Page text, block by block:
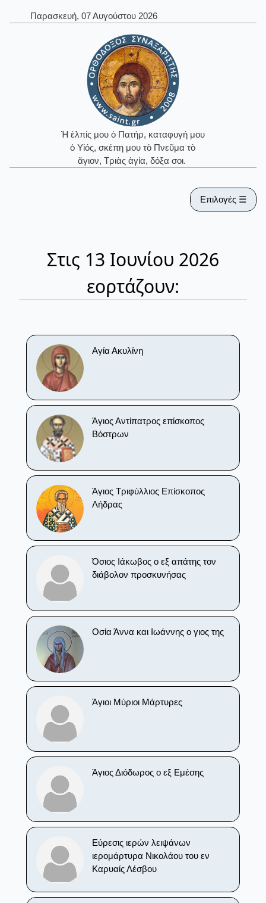
Παρασκευή, 07 Αυγούστου 2026
Ἡ ἐλπίς μου ὁ Πατήρ, καταφυγή μου
ὁ Υἱός, σκέπη μου τὸ Πνεῦμα τὸ
ἅγιον, Τριὰς ἁγία, δόξα σοι.
Επιλογές ☰
Στις 13 Ιουνίου 2026
εορτάζουν:
Αγία Ακυλίνη
Άγιος Αντίπατρος επίσκοπος
Βόστρων
Άγιος Τριφύλλιος Επίσκοπος
Λήδρας
Όσιος Ιάκωβος ο εξ απάτης τον
διάβολον προσκυνήσας
Οσία Άννα και Ιωάννης ο γιος της
Άγιοι Μύριοι Μάρτυρες
Άγιος Διόδωρος ο εξ Εμέσης
Εύρεσις ιερών λειψάνων
ιερομάρτυρα Νικολάου του εν
Καρυαίς Λέσβου